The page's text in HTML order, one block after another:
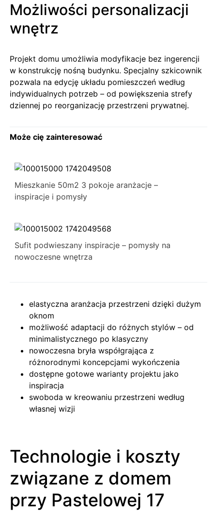
Możliwości personalizacji
wnętrz
Projekt domu umożliwia modyfikacje bez ingerencji
w konstrukcję nośną budynku. Specjalny szkicownik
pozwala na edycję układu pomieszczeń według
indywidualnych potrzeb – od powiększenia strefy
dziennej po reorganizację przestrzeni prywatnej.
Może cię zainteresować
Mieszkanie 50m2 3 pokoje aranżacje –
inspiracje i pomysły
Sufit podwieszany inspiracje – pomysły na
nowoczesne wnętrza
elastyczna aranżacja przestrzeni dzięki dużym
oknom
możliwość adaptacji do różnych stylów – od
minimalistycznego po klasyczny
nowoczesna bryła współgrająca z
różnorodnymi koncepcjami wykończenia
dostępne gotowe warianty projektu jako
inspiracja
swoboda w kreowaniu przestrzeni według
własnej wizji
Technologie i koszty
związane z domem
przy Pastelowej 17